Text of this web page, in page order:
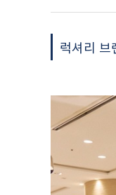
럭셔리 브